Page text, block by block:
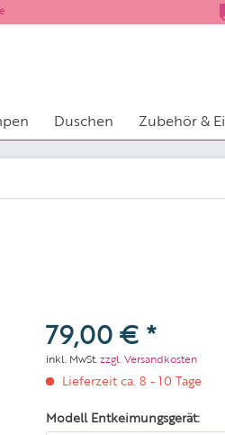
Duschen Zubehör &
79,00 € *
inkl. MwSt.zzgl. Versandkosten
Lieferzeit ca. 8 - 10 Tage
Modell Entkeimungsgerät: